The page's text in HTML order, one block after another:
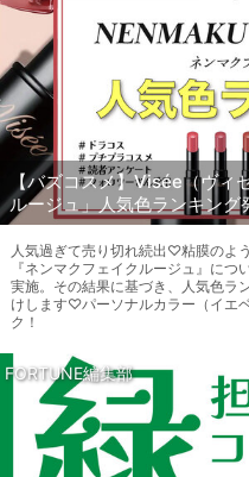
【バズコスメ】Visée（ヴィ
ルージュ」人気色ランキン
人気過ぎて売り切れ続出♡粘膜のよ
『ネンマクフェイクルージュ』に
実施。その結果に基づき、人気色ラ
けします♡パーソナルカラー（イエ
ク！
FORTUNE編集部